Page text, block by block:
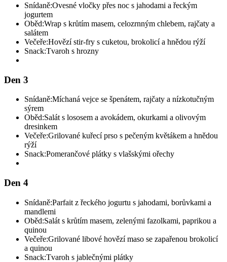
Snídaně:Ovesné vločky přes noc s jahodami a řeckým
jogurtem
Oběd:Wrap s krůtím masem, celozrnným chlebem, rajčaty a
salátem
Večeře:Hovězí stir-fry s cuketou, brokolicí a hnědou rýží
Snack:Tvaroh s hrozny
Den 3
Snídaně:Míchaná vejce se špenátem, rajčaty a nízkotučným
sýrem
Oběd:Salát s lososem a avokádem, okurkami a olivovým
dresinkem
Večeře:Grilované kuřecí prso s pečeným květákem a hnědou
rýží
Snack:Pomerančové plátky s vlašskými ořechy
Den 4
Snídaně:Parfait z řeckého jogurtu s jahodami, borůvkami a
mandlemi
Oběd:Salát s krůtím masem, zelenými fazolkami, paprikou a
quinou
Večeře:Grilované libové hovězí maso se zapařenou brokolicí
a quinou
Snack:Tvaroh s jablečnými plátky